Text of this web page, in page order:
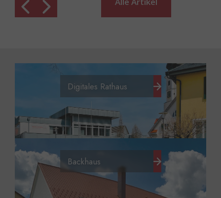
Digitales Rathaus
Backhaus